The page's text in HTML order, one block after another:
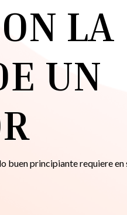
LA
UN
buen principiante requiere en